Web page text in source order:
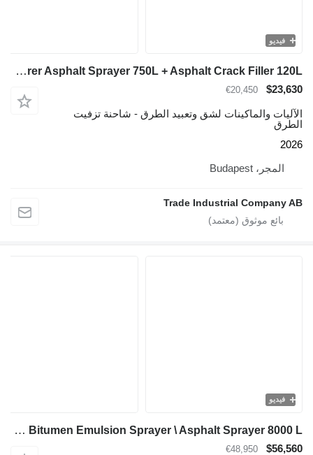
فيديو
TICAB Manufacturer Asphalt Sprayer 750L + Asphalt Crack Filler 120L
$23,630
€20,450
الآليات والماكينات لشق وتعبيد الطرق - شاحنة تزفيت
الطرق
2026
المجر، Budapest
Trade Industrial Company AB
فيديو
TICAB Manufacturer Bitumen Emulsion Sprayer \ Asphalt Sprayer 8000 L
$56,560
€48,950